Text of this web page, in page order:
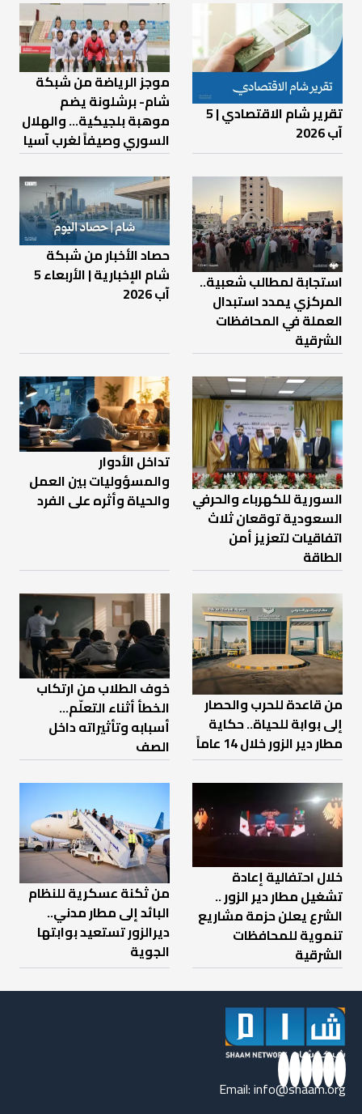
تقرير شام الاقتصادي | 5
آب 2026
موجز الرياضة من شبكة
شام- برشلونة يضم
موهبة بلجيكية... والهلال
السوري وصيفاً لغرب آسيا
استجابة لمطالب شعبية..
المركزي يمدد استبدال
العملة في المحافظات
الشرقية
حصاد الأخبار من شبكة
شام الإخبارية | الأربعاء 5
آب 2026
السورية للكهرباء والحرفي
السعودية توقعان ثلاث
اتفاقيات لتعزيز أمن
الطاقة
تداخل الأدوار
والمسؤوليات بين العمل
والحياة وأثره على الفرد
من قاعدة للحرب والحصار
إلى بوابة للحياة.. حكاية
مطار دير الزور خلال 14 عاماً
خوف الطلاب من ارتكاب
الخطأ أثناء التعلّم…
أسبابه وتأثيراته داخل
الصف
خلال احتفالية إعادة
تشغيل مطار دير الزور ..
الشرع يعلن حزمة مشاريع
تنموية للمحافظات
الشرقية
من ثكنة عسكرية للنظام
البائد إلى مطار مدني..
ديرالزور تستعيد بوابتها
الجوية
Email:info@shaam.org